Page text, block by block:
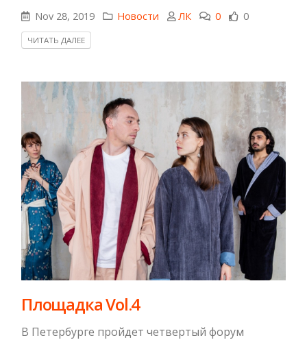
Nov 28, 2019 Новости ЛК 0 0
ЧИТАТЬ ДАЛЕЕ
Площадка Vol.4
В Петербурге пройдет четвертый форум